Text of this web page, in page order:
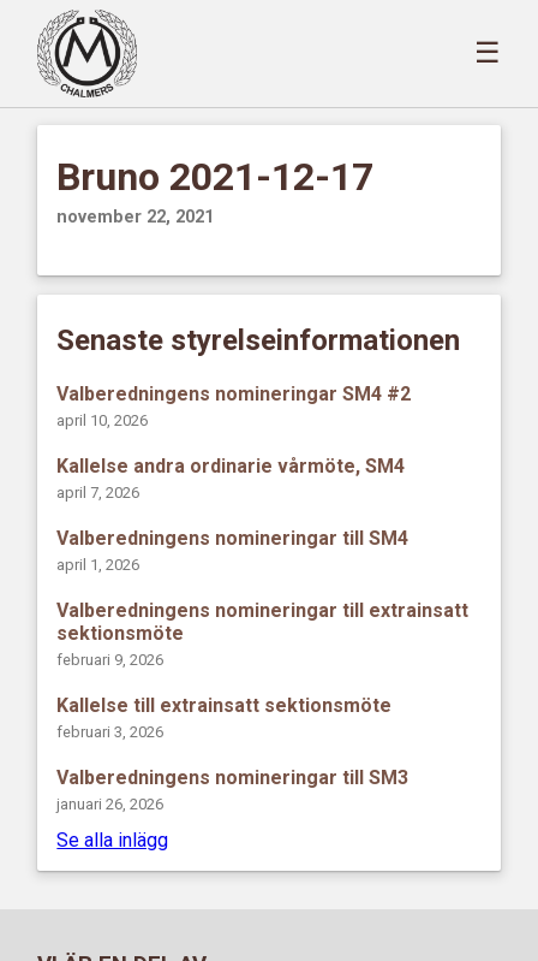
☰
Bruno 2021-12-17
november 22, 2021
Senaste styrelseinformationen
Valberedningens nomineringar SM4 #2
april 10, 2026
Kallelse andra ordinarie vårmöte, SM4
april 7, 2026
Valberedningens nomineringar till SM4
april 1, 2026
Valberedningens nomineringar till extrainsatt
sektionsmöte
februari 9, 2026
Kallelse till extrainsatt sektionsmöte
februari 3, 2026
Valberedningens nomineringar till SM3
januari 26, 2026
Se alla inlägg